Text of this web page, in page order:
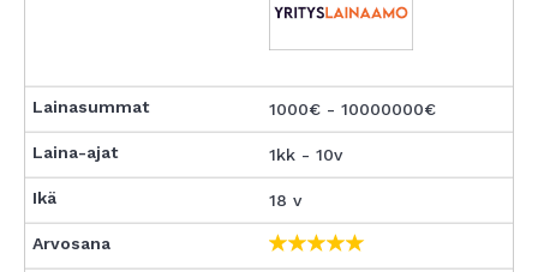
1000€ - 10000000€
1kk - 10v
18 v